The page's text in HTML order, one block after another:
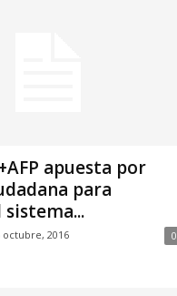
apuesta por
para
octubre, 2016 0